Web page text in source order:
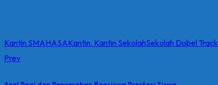
Kantin SMAHASAKantin. Kantin SekolahSekolah Dobel Track
Prev